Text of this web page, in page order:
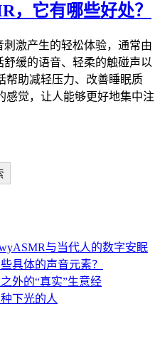
，它有哪些好处？
激产生的轻松体验，通常由
缓的语音、轻柔的触碰声以
帮助减轻压力、改善睡眠质
感觉，让人能够更好地集中注
与当代人的数字安眠
具体的声音元素？
外的“真实”生意经
下光的人